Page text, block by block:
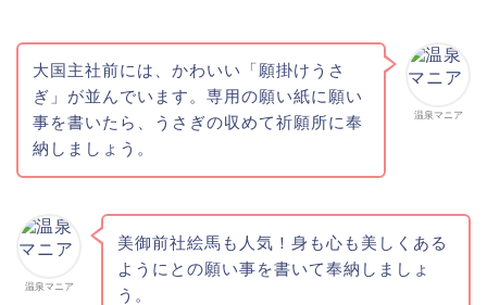
温泉マニア
大国主社前には、かわいい「願掛けうさ
ぎ」が並んでいます。専用の願い紙に願い
事を書いたら、うさぎの収めて祈願所に奉
納しましょう。
温泉マニア
美御前社絵馬も人気！身も心も美しくある
ようにとの願い事を書いて奉納しましょ
う。